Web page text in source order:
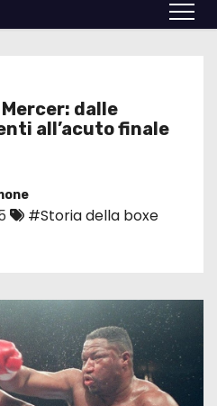
dalle
all’acuto finale
#Storia della boxe